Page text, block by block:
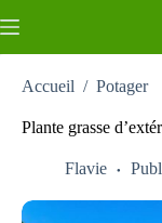
au
Accueil / Potager
Plante grasse
Flavie